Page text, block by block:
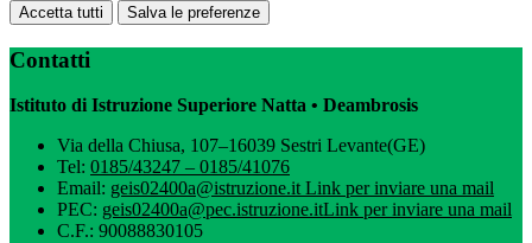
Accetta tutti Salva le preferenze
Contatti
Istituto di Istruzione Superiore Natta • Deambrosis
Via della Chiusa, 107–16039 Sestri Levante(GE)
Tel: 0185/43247 – 0185/41076
Email: geis02400a@istruzione.itLink per inviare una mail
PEC: geis02400a@pec.istruzione.itLink per inviare una mail
C.F.: 90088830105